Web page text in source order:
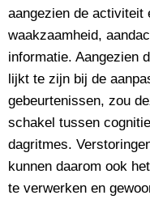
aangezien de activiteit
waakzaamheid,
informatie. Aangezien
lijkt te zijn bij de
gebeurtenissen, zou
schakel tussen
dagritmes.
kunnen daarom ook
te verwerken en